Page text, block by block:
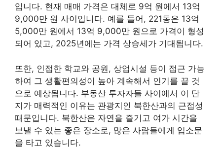
입니다. 현재 매매 가격은 대체로 9억 원에서 13억
9,000만 원 사이입니다. 예를 들어, 221동은 13억
5,000만 원에서 13억 9,000만 원으로 가격이 형성
되어 있고, 2025년에는 가격 상승세가 기대됩니다.
또한, 인접한 학교와 공원, 상업시설 등이 접근 가능
하여 그 생활편의성이 높아 계속해서 인기를 끌 것
으로 예상됩니다. 부동산 투자자들 사이에서 이 단
지가 매력적인 이유는 관광지인 북한산과의 근접성
때문입니다. 북한산은 자연을 즐기고 여가 시간을
보낼 수 있는 좋은 장소로, 많은 사람들에게 입소문
을 타고 있습니다.